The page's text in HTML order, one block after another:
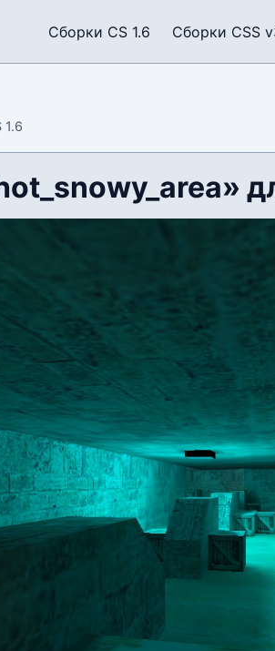
Сборки CS 1.6 Сборки CSS
1.6